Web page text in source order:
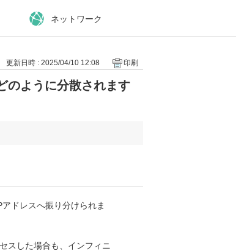
ネットワーク
更新日時 : 2025/04/10 12:08 印刷
のように分散されます
ドレスへ振り分けられま
スした場合も、インフィニ